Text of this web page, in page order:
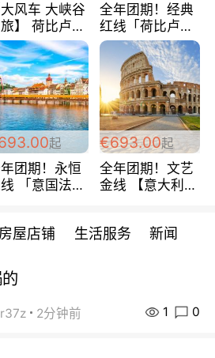
大风车 大峡谷
】 荷比卢德
巴黎上下 经
国四日游
欧/人
全年团期！经典
红线「荷比卢德
法」七天循环 五
国 仅售99欧/人/
天！巴黎上下！
包拼房~
起
团期！永恒
「意国法
/天起 ~包拼房
€693.00起
全年团期！文艺
金线 【意大利一
每周铁发！
房屋店铺 生活服务 新闻
2分钟前 1 0